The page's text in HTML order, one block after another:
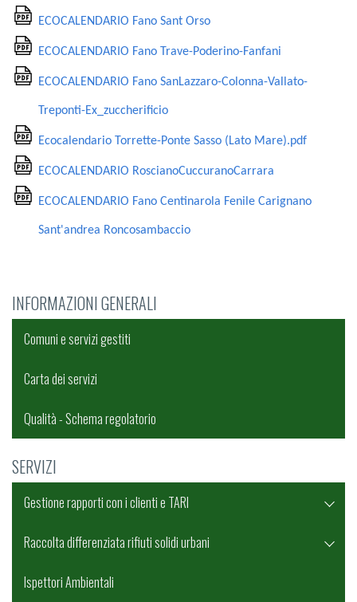
ECOCALENDARIO Fano Sant Orso
ECOCALENDARIO Fano Trave-Poderino-Fanfani
ECOCALENDARIO Fano SanLazzaro-Colonna-Vallato-
Treponti-Ex_zuccherificio
Ecocalendario Torrette-Ponte Sasso (Lato Mare).pdf
ECOCALENDARIO RoscianoCuccuranoCarrara
ECOCALENDARIO Fano Centinarola Fenile Carignano
Sant'andrea Roncosambaccio
INFORMAZIONI GENERALI
Comuni e servizi gestiti
Carta dei servizi
Qualità - Schema regolatorio
SERVIZI
Gestione rapporti con i clienti e TARI
Raccolta differenziata rifiuti solidi urbani
Ispettori Ambientali